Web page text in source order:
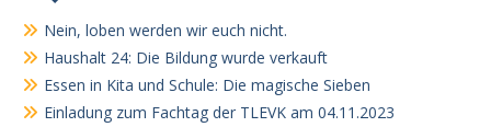
Nein, loben werden wir euch nicht.
Haushalt 24: Die Bildung wurde verkauft
Essen in Kita und Schule: Die magische Sieben
Einladung zum Fachtag der TLEVK am 04.11.2023